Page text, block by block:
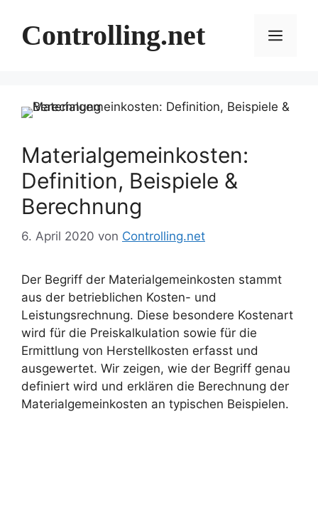
Inhalt
springenControlling.net Menü
Materialgemeinkosten:
Definition, Beispiele &
Berechnung
6. April 2020 von Controlling.net
Der Begriff der Materialgemeinkosten stammt
aus der betrieblichen Kosten- und
Leistungsrechnung. Diese besondere Kostenart
wird für die Preiskalkulation sowie für die
Ermittlung von Herstellkosten erfasst und
ausgewertet. Wir zeigen, wie der Begriff genau
definiert wird und erklären die Berechnung der
Materialgemeinkosten an typischen Beispielen.